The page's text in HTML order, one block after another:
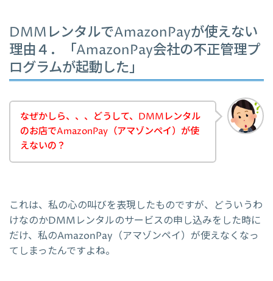
DMMレンタルでAmazonPayが使えない
理由４．「AmazonPay会社の不正管理プ
ログラムが起動した」
なぜかしら、、、どうして、DMMレンタル
のお店でAmazonPay（アマゾンペイ）が使
えないの？
これは、私の心の叫びを表現したものですが、どういうわ
けなのかDMMレンタルのサービスの申し込みをした時に
だけ、私のAmazonPay（アマゾンペイ）が使えなくなっ
てしまったんですよね。